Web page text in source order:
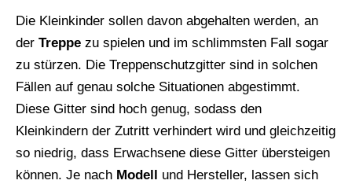
Die Kleinkinder sollen davon abgehalten werden, an
der Treppe zu spielen und im schlimmsten Fall sogar
zu stürzen. Die Treppenschutzgitter sind in solchen
Fällen auf genau solche Situationen abgestimmt.
Diese Gitter sind hoch genug, sodass den
Kleinkindern der Zutritt verhindert wird und gleichzeitig
so niedrig, dass Erwachsene diese Gitter übersteigen
können. Je nach Modell
und Hersteller, lassen sich